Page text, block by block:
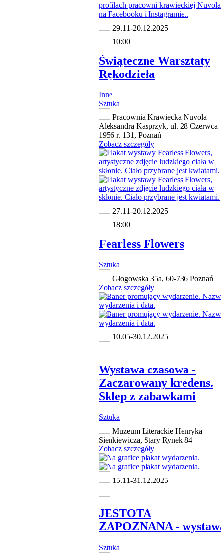
29.11-20.12.2025
10:00
Świąteczne Warsztaty
Rękodzieła
Inne
Sztuka
Pracownia Krawiecka Nuvola
Aleksandra Kasprzyk, ul. 28 Czerwca
1956 r. 131, Poznań
Zobacz szczegóły
27.11-20.12.2025
18:00
Fearless Flowers
Sztuka
Głogowska 35a, 60-736 Poznań
Zobacz szczegóły
10.05-30.12.2025
Wystawa czasowa -
Zaczarowany kredens.
Sklep z zabawkami
Sztuka
Muzeum Literackie Henryka
Sienkiewicza, Stary Rynek 84
Zobacz szczegóły
15.11-31.12.2025
JESTOTA
ZAPOZNANA -
Sztuka